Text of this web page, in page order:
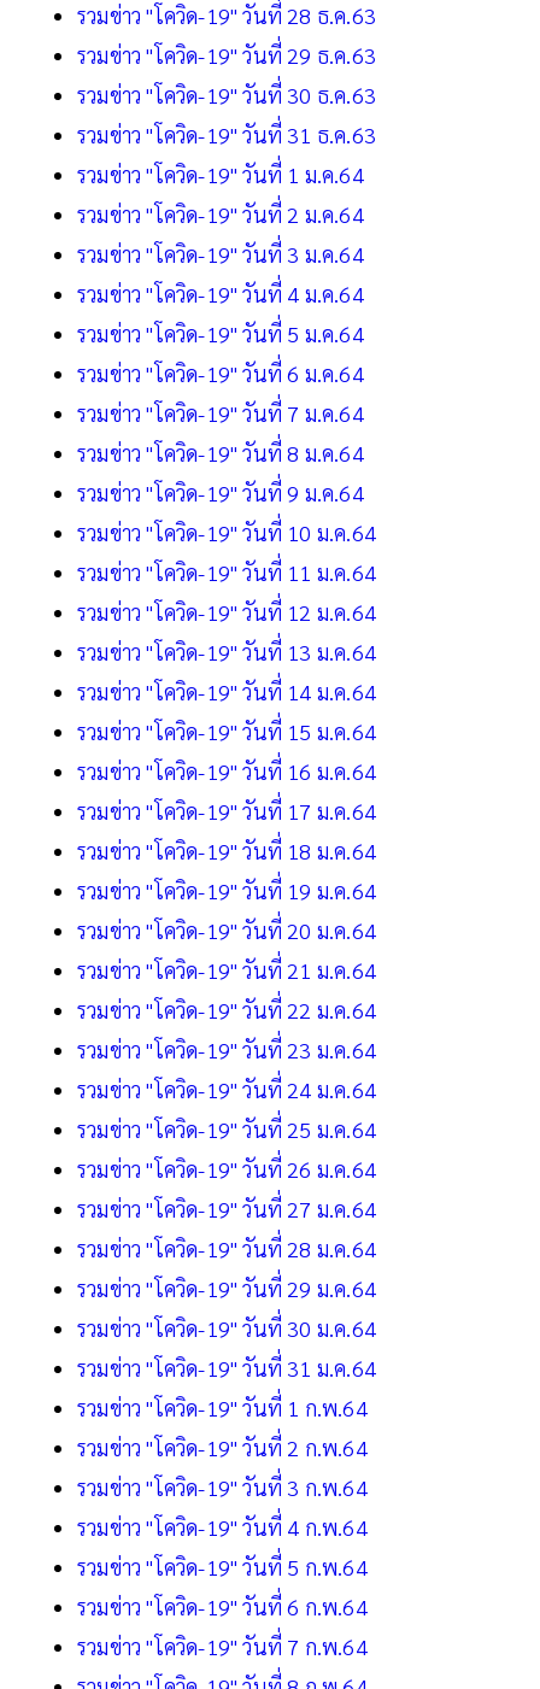
รวมข่าว "โควิด-19" วันที่ 28 ธ.ค.63
รวมข่าว "โควิด-19" วันที่ 29 ธ.ค.63
รวมข่าว "โควิด-19" วันที่ 30 ธ.ค.63
รวมข่าว "โควิด-19" วันที่ 31 ธ.ค.63
รวมข่าว "โควิด-19" วันที่ 1 ม.ค.64
รวมข่าว "โควิด-19" วันที่ 2 ม.ค.64
รวมข่าว "โควิด-19" วันที่ 3 ม.ค.64
รวมข่าว "โควิด-19" วันที่ 4 ม.ค.64
รวมข่าว "โควิด-19" วันที่ 5 ม.ค.64
รวมข่าว "โควิด-19" วันที่ 6 ม.ค.64
รวมข่าว "โควิด-19" วันที่ 7 ม.ค.64
รวมข่าว "โควิด-19" วันที่ 8 ม.ค.64
รวมข่าว "โควิด-19" วันที่ 9 ม.ค.64
รวมข่าว "โควิด-19" วันที่ 10 ม.ค.64
รวมข่าว "โควิด-19" วันที่ 11 ม.ค.64
รวมข่าว "โควิด-19" วันที่ 12 ม.ค.64
รวมข่าว "โควิด-19" วันที่ 13 ม.ค.64
รวมข่าว "โควิด-19" วันที่ 14 ม.ค.64
รวมข่าว "โควิด-19" วันที่ 15 ม.ค.64
รวมข่าว "โควิด-19" วันที่ 16 ม.ค.64
รวมข่าว "โควิด-19" วันที่ 17 ม.ค.64
รวมข่าว "โควิด-19" วันที่ 18 ม.ค.64
รวมข่าว "โควิด-19" วันที่ 19 ม.ค.64
รวมข่าว "โควิด-19" วันที่ 20 ม.ค.64
รวมข่าว "โควิด-19" วันที่ 21 ม.ค.64
รวมข่าว "โควิด-19" วันที่ 22 ม.ค.64
รวมข่าว "โควิด-19" วันที่ 23 ม.ค.64
รวมข่าว "โควิด-19" วันที่ 24 ม.ค.64
รวมข่าว "โควิด-19" วันที่ 25 ม.ค.64
รวมข่าว "โควิด-19" วันที่ 26 ม.ค.64
รวมข่าว "โควิด-19" วันที่ 27 ม.ค.64
รวมข่าว "โควิด-19" วันที่ 28 ม.ค.64
รวมข่าว "โควิด-19" วันที่ 29 ม.ค.64
รวมข่าว "โควิด-19" วันที่ 30 ม.ค.64
รวมข่าว "โควิด-19" วันที่ 31 ม.ค.64
รวมข่าว "โควิด-19" วันที่ 1 ก.พ.64
รวมข่าว "โควิด-19" วันที่ 2 ก.พ.64
รวมข่าว "โควิด-19" วันที่ 3 ก.พ.64
รวมข่าว "โควิด-19" วันที่ 4 ก.พ.64
รวมข่าว "โควิด-19" วันที่ 5 ก.พ.64
รวมข่าว "โควิด-19" วันที่ 6 ก.พ.64
รวมข่าว "โควิด-19" วันที่ 7 ก.พ.64